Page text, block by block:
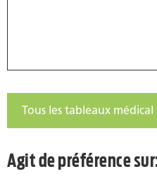
Tous les tableaux
Agit de préférence